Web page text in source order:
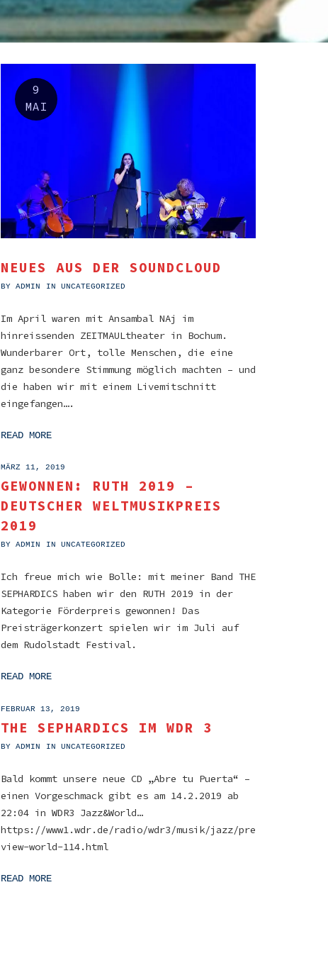
9
MAI
NEUES AUS DER SOUNDCLOUD
BY ADMIN IN UNCATEGORIZED
Im April waren mit Ansambal NAj im
hinreissenden ZEITMAULtheater in Bochum.
Wunderbarer Ort, tolle Menschen, die eine
ganz besondere Stimmung möglich machten – und
die haben wir mit einem Livemitschnitt
eingefangen….
READ MORE
ON
MÄRZ 11, 2019
GEWONNEN: RUTH 2019 –
DEUTSCHER WELTMUSIKPREIS
2019
BY ADMIN IN UNCATEGORIZED
Ich freue mich wie Bolle: mit meiner Band THE
SEPHARDICS haben wir den RUTH 2019 in der
Kategorie Förderpreis gewonnen! Das
Preisträgerkonzert spielen wir im Juli auf
dem Rudolstadt Festival.
READ MORE
ON
FEBRUAR 13, 2019
THE SEPHARDICS IM WDR 3
BY ADMIN IN UNCATEGORIZED
Bald kommt unsere neue CD „Abre tu Puerta“ –
einen Vorgeschmack gibt es am 14.2.2019 ab
22:04 in WDR3 Jazz&World…
https://www1.wdr.de/radio/wdr3/musik/jazz/pre
view-world-114.html
READ MORE